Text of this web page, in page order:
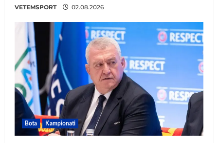
VETEMSPORT 02.08.2026
Bota Kampionati